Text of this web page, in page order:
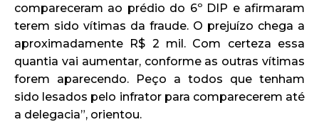
compareceram ao prédio do 6º DIP e afirmaram
terem sido vítimas da fraude. O prejuízo chega a
aproximadamente R$ 2 mil. Com certeza essa
quantia vai aumentar, conforme as outras vítimas
forem aparecendo. Peço a todos que tenham
sido lesados pelo infrator para comparecerem até
a delegacia”, orientou.